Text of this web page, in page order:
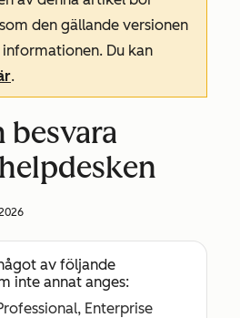
den gällande versionen
Du kan
.
besvara
av följande
inte annat anges:
Enterprise